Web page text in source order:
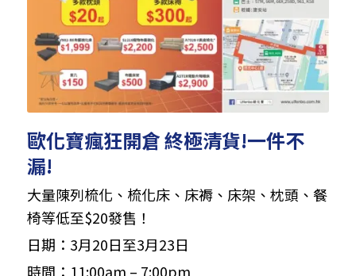
歐化寶瘋狂開倉 終極清貨!一件不
漏!
大量陳列梳化、梳化床、床褥、床架、枕頭、餐
椅等低至$20發售！
日期：3月20日至3月23日
時間：11:00am – 7:00pm